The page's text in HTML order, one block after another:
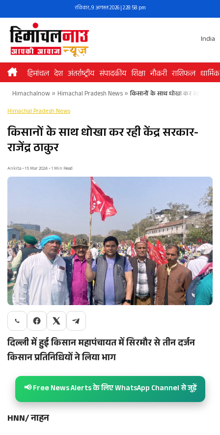
to
content
रविवार, 9 अगस्त 2026 | 2:28:58 pm
India
हिमांचल देश अंतर्राष्ट्रीय संपादकीय शिक्षा नौकरी राशिफल धार्मिक
Himachalnow» Himachal Pradesh News» किसानों के साथ धोखा कर रही केंद्र
Himachal Pradesh News
किसानों के साथ धोखा कर रही केंद्र सरकार-
राजेंद्र ठाकुर
Ankita • 15 Mar 2024 • 1 Min Read
दिल्ली में हुई किसान महापंचायत में सिरमौर से तीन दर्जन
किसान प्रतिनिधियों ने लिया भाग
📢 Free News Alerts के लिए WhatsApp Channel से जुड़ें
HNN/ नाहन